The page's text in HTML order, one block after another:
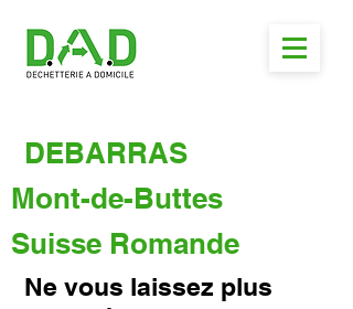
DEBARRAS
Mont-de-Buttes
Suisse Romande
Ne vous laissez plus